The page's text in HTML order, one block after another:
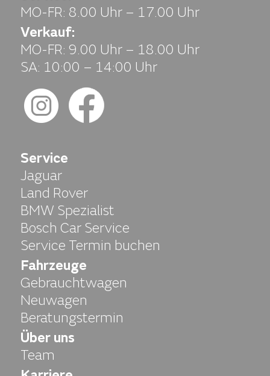
MO-FR: 8.00 Uhr – 17.00 Uhr
Verkauf:
MO-FR: 9.00 Uhr – 18.00 Uhr
SA: 10:00 – 14:00 Uhr
Service
Jaguar
Land Rover
BMW Spezialist
Bosch Car Service
Service Termin buchen
Fahrzeuge
Gebrauchtwagen
Neuwagen
Beratungstermin
Über uns
Team